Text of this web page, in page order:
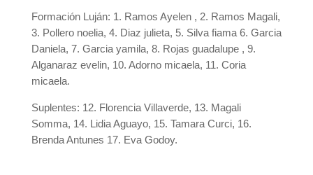
Formación Luján: 1. Ramos Ayelen , 2. Ramos Magali,
3. Pollero noelia, 4. Diaz julieta, 5. Silva fiama 6. Garcia
Daniela, 7. Garcia yamila, 8. Rojas guadalupe , 9.
Alganaraz evelin, 10. Adorno micaela, 11. Coria
micaela.
Suplentes: 12. Florencia Villaverde, 13. Magali
Somma, 14. Lidia Aguayo, 15. Tamara Curci, 16.
Brenda Antunes 17. Eva Godoy.